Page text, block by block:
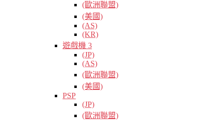
(歐洲聯盟)
(美國)
(AS)
(KR)
遊戲機 3
(JP)
(AS)
(歐洲聯盟)
(美國)
PSP
(JP)
(歐洲聯盟)